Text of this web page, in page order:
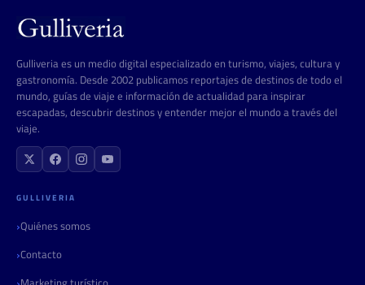
Gulliveria es un medio digital especializado en turismo, viajes, cultura y
gastronomía. Desde 2002 publicamos reportajes de destinos de todo el
mundo, guías de viaje e información de actualidad para inspirar
escapadas, descubrir destinos y entender mejor el mundo a través del
viaje.
GULLIVERIA
Quiénes somos
Contacto